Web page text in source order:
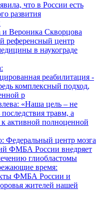
что в России есть
развития
и Вероника Скворцова
референсный центр
в наукограде
реабилитация -
комплексный подход,
р
«Наша цель – не
травм, а
к активной полноценной
Федеральный центр мозга
ФМБА России внедряет
глиобластомы
время:
ФМБА России и
жителей нашей